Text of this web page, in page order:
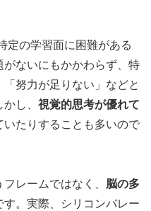
定の学習面に困難がある
ないにもかかわらず、特
努力が足りない」などと
し、 視覚的思考が優れて
いたりすることも多いので
レームではなく、 脳の多
。実際、シリコンバレー